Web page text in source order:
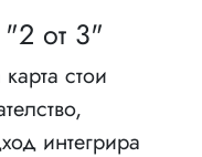
"2 от 3"
стои
интегрира